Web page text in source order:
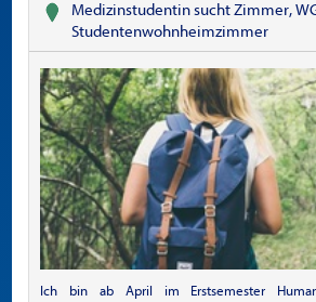
Medizinstudentin sucht Zimmer,
Studentenwohnheimzimmer
Ich bin ab April im Erstsemester